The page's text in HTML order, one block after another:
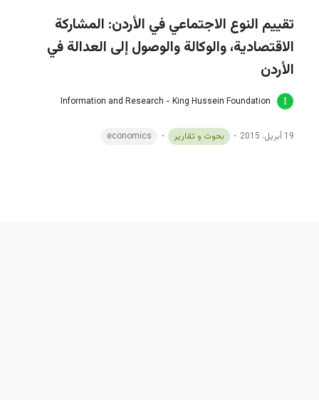
تقييم النوع الاجتماعي في الأردن: المشاركة
الاقتصادية، والوكالة والوصول إلى العدالة في
الأردن
Information and Research - King Hussein Foundation
19 أبريل، 2015 بحوث و تقارير economics